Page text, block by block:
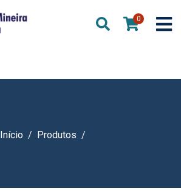
0
Início Produtos